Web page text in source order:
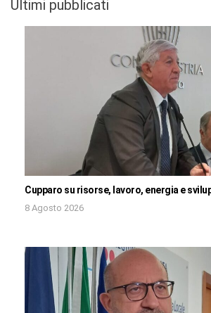
Ultimi pubblicati
Cupparo su risorse, lavoro, energia e
8 Agosto 2026